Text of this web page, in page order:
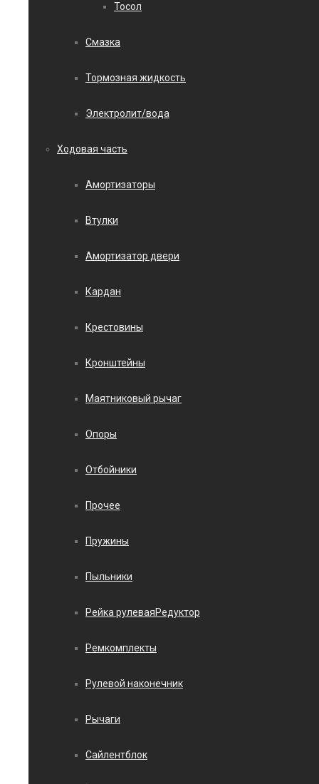
Тосол
Смазка
Тормозная жидкость
Электролит/вода
Ходовая часть
Амортизаторы
Втулки
Амортизатор двери
Кардан
Крестовины
Кронштейны
Маятниковый рычаг
Опоры
Отбойники
Прочее
Пружины
Пыльники
Рейка рулеваяРедуктор
Ремкомплекты
Рулевой наконечник
Рычаги
Сайлентблок